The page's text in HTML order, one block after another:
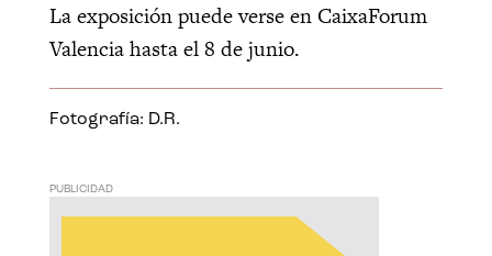
La exposición puede verse en CaixaForum
Valencia hasta el 8 de junio.
Fotografía: D.R.
PUBLICIDAD